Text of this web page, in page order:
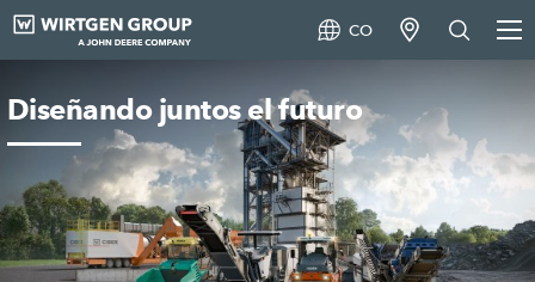
CO
Diseñando juntos el futuro